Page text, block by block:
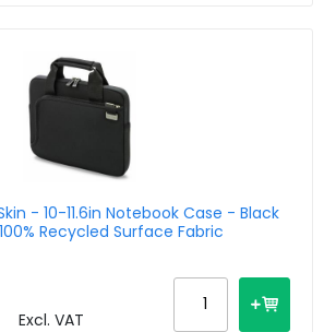
- 10-11.6in Notebook Case - Black
Recycled Surface Fabric
Excl. VAT